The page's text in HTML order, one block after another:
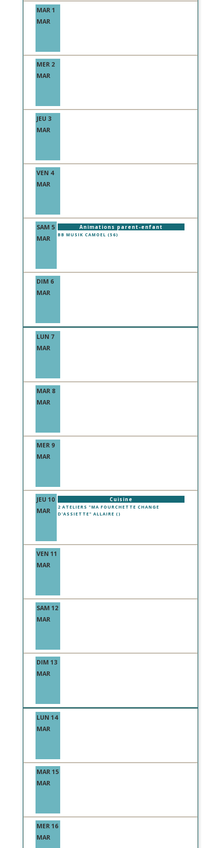
MAR 1
MAR
MER 2
MAR
JEU 3
MAR
VEN 4
MAR
SAM 5
MAR
Animations parent-enfant
BB MUSIK CAMOEL (56)
DIM 6
MAR
LUN 7
MAR
MAR 8
MAR
MER 9
MAR
JEU 10
MAR
Cuisine
2 ATELIERS "MA FOURCHETTE CHANGE
D'ASSIETTE" ALLAIRE ()
VEN 11
MAR
SAM 12
MAR
DIM 13
MAR
LUN 14
MAR
MAR 15
MAR
MER 16
MAR